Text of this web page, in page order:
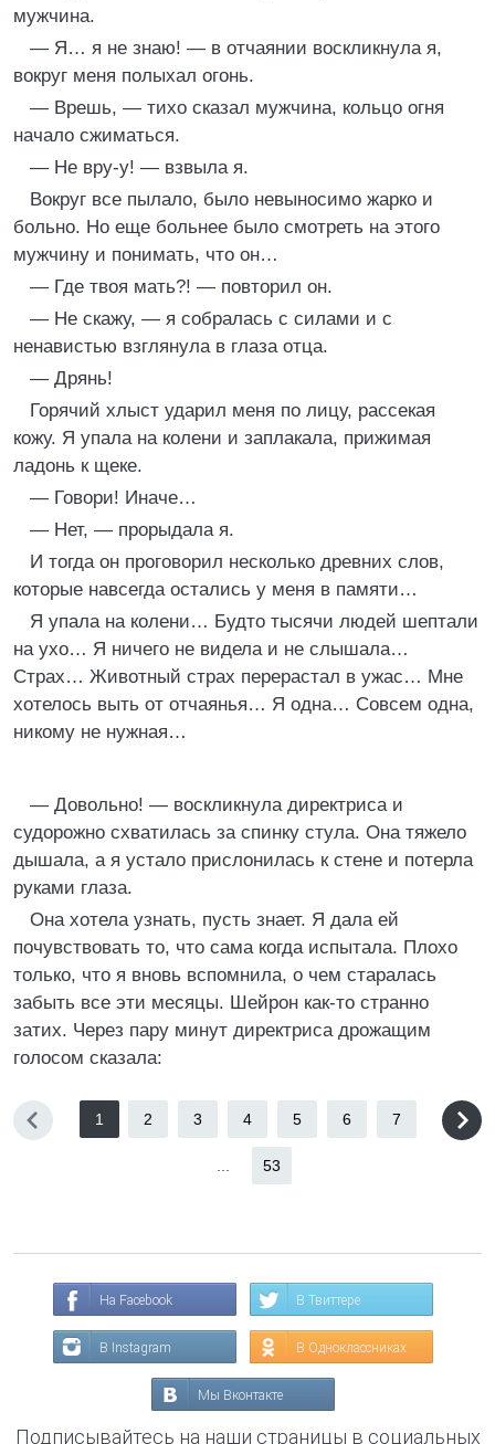
мужчина.
— Я… я не знаю! — в отчаянии воскликнула я,
вокруг меня полыхал огонь.
— Врешь, — тихо сказал мужчина, кольцо огня
начало сжиматься.
— Не вру-у! — взвыла я.
Вокруг все пылало, было невыносимо жарко и
больно. Но еще больнее было смотреть на этого
мужчину и понимать, что он…
— Где твоя мать?! — повторил он.
— Не скажу, — я собралась с силами и с
ненавистью взглянула в глаза отца.
— Дрянь!
Горячий хлыст ударил меня по лицу, рассекая
кожу. Я упала на колени и заплакала, прижимая
ладонь к щеке.
— Говори! Иначе…
— Нет, — прорыдала я.
И тогда он проговорил несколько древних слов,
которые навсегда остались у меня в памяти…
Я упала на колени… Будто тысячи людей шептали
на ухо… Я ничего не видела и не слышала…
Страх… Животный страх перерастал в ужас… Мне
хотелось выть от отчаянья… Я одна… Совсем одна,
никому не нужная…
— Довольно! — воскликнула директриса и
судорожно схватилась за спинку стула. Она тяжело
дышала, а я устало прислонилась к стене и потерла
руками глаза.
Она хотела узнать, пусть знает. Я дала ей
почувствовать то, что сама когда испытала. Плохо
только, что я вновь вспомнила, о чем старалась
забыть все эти месяцы. Шейрон как-то странно
затих. Через пару минут директриса дрожащим
голосом сказала:
1 2 3 4 5 6 7
53
На Facebook В Твиттере
В Instagram В Одноклассниках
Мы Вконтакте
Подписывайтесь на наши страницы в социальных